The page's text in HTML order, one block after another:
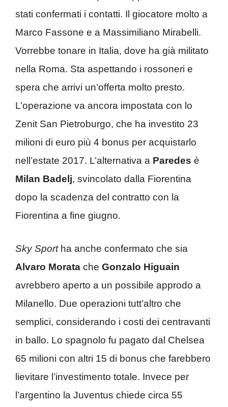
stati confermati i contatti. Il giocatore molto a
Marco Fassone e a Massimiliano Mirabelli.
Vorrebbe tonare in Italia, dove ha già militato
nella Roma. Sta aspettando i rossoneri e
spera che arrivi un’offerta molto presto.
L’operazione va ancora impostata con lo
Zenit San Pietroburgo, che ha investito 23
milioni di euro più 4 bonus per acquistarlo
nell’estate 2017. L’alternativa a Paredes è
Milan Badelj, svincolato dalla Fiorentina
dopo la scadenza del contratto con la
Fiorentina a fine giugno.
Sky Sportha anche confermato che sia
Alvaro Morata che Gonzalo Higuain
avrebbero aperto a un possibile approdo a
Milanello. Due operazioni tutt’altro che
semplici, considerando i costi dei centravanti
in ballo. Lo spagnolo fu pagato dal Chelsea
65 milioni con altri 15 di bonus che farebbero
lievitare l’investimento totale. Invece per
l’argentino la Juventus chiede circa 55